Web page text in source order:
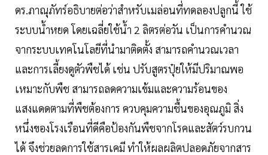
ดร.ภาณุภัทร์อธิบายต่อว่าสำหรับเมล่อนที่ทดลองปลูกนี้ ใช้
ระบบน้ำหยด โดยเฉลี่ยใช้น้ำ 2 ลิตรต่อวัน เป็นการคำนวณ
จากระบบเทคโนโลยีที่นำมาติดตั้ง สามารถคำนวณเวลา
และการเลี้ยงดูตัวพืชได้ เช่น ปรับสูตรปุ๋ยให้มีปริมาณพอ
เหมาะกับพืช สามารถลดความเข้มและความร้อนของ
แสงแดดตามที่พืชต้องการ ควบคุมความชื้นของอุณภูมิ สิ่ง
หนึ่งของโรงเรือนที่ดีคือป้องกันพืชจากโรคและสัตว์รบกวน
ได้ จึงช่วยลดการใช้สารเคมี ทำให้ผลผลิตปลอดภัยจากสาร